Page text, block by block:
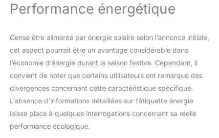
dans la qualité de nos
produits que nous pouvons
vous donnerons une réponse
professionnelle et détaillée
pour acheter maintenant!
Performance énergétique
Censé être alimenté par énergie solaire selon l’annonce initiale,
cet aspect pourrait être un avantage considérable dans
l’économie d’énergie durant la saison festive. Cependant, il
convient de noter que certains utilisateurs ont remarqué des
divergences concernant cette caractéristique spécifique.
L’absence d’informations détaillées sur l’étiquette énergie
laisse place à quelques interrogations concernant sa réelle
performance écologique.